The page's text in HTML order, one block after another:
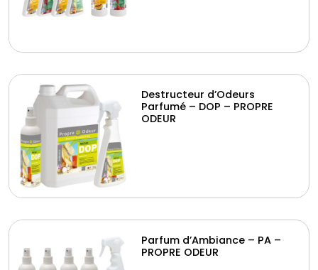
Destructeur d’Odeurs
Parfumé – DOP – PROPRE
ODEUR
Parfum d’Ambiance – PA –
PROPRE ODEUR